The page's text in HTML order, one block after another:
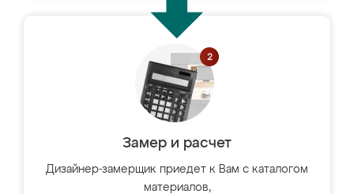
Замер и расчет
Дизайнер-замерщик приедет к Вам с каталогом
материалов,